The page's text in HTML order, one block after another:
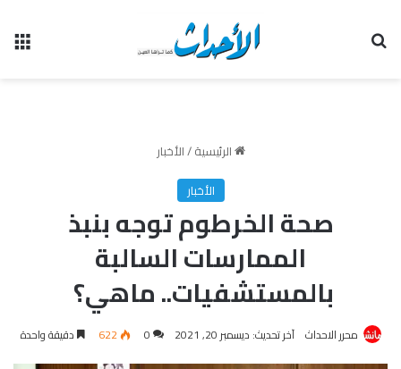
الرئيسية/الأخبار
الأخبار
صحة الخرطوم توجه بنبذ
الممارسات السالبة
بالمستشفيات.. ماهي؟
محرر الاحداث آخر تحديث: ديسمبر 20, 2021 0
622 دقيقة واحدة